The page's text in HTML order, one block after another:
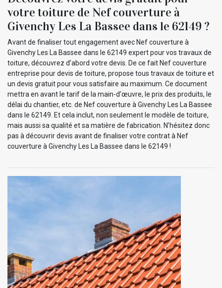
votre toiture de Nef couverture à
Givenchy Les La Bassee dans le 62149 ?
Avant de finaliser tout engagement avec Nef couverture à
Givenchy Les La Bassee dans le 62149 expert pour vos travaux de
toiture, découvrez d’abord votre devis. De ce fait Nef couverture
entreprise pour devis de toiture, propose tous travaux de toiture et
un devis gratuit pour vous satisfaire au maximum. Ce document
mettra en avant le tarif de la main-d’œuvre, le prix des produits, le
délai du chantier, etc. de Nef couverture à Givenchy Les La Bassee
dans le 62149. Et cela inclut, non seulement le modèle de toiture,
mais aussi sa qualité et sa matière de fabrication. N’hésitez donc
pas à découvrir devis avant de finaliser votre contrat à Nef
couverture à Givenchy Les La Bassee dans le 62149 !